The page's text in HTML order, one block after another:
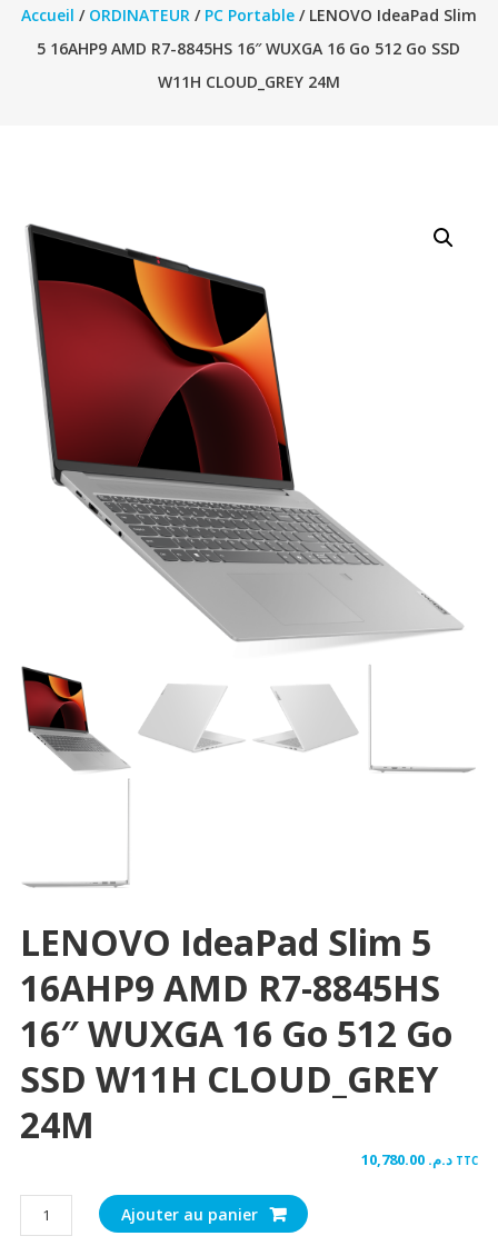
Accueil / ORDINATEUR/ PC Portable/ LENOVO IdeaPad Slim
5 16AHP9 AMD R7-8845HS 16″ WUXGA 16 Go 512 Go SSD
W11H CLOUD_GREY 24M
LENOVO IdeaPad Slim 5
16AHP9 AMD R7-8845HS
16″ WUXGA 16 Go 512 Go
SSD W11H CLOUD_GREY
24M
د.م. TTC
quantité
de
Ajouter au panier